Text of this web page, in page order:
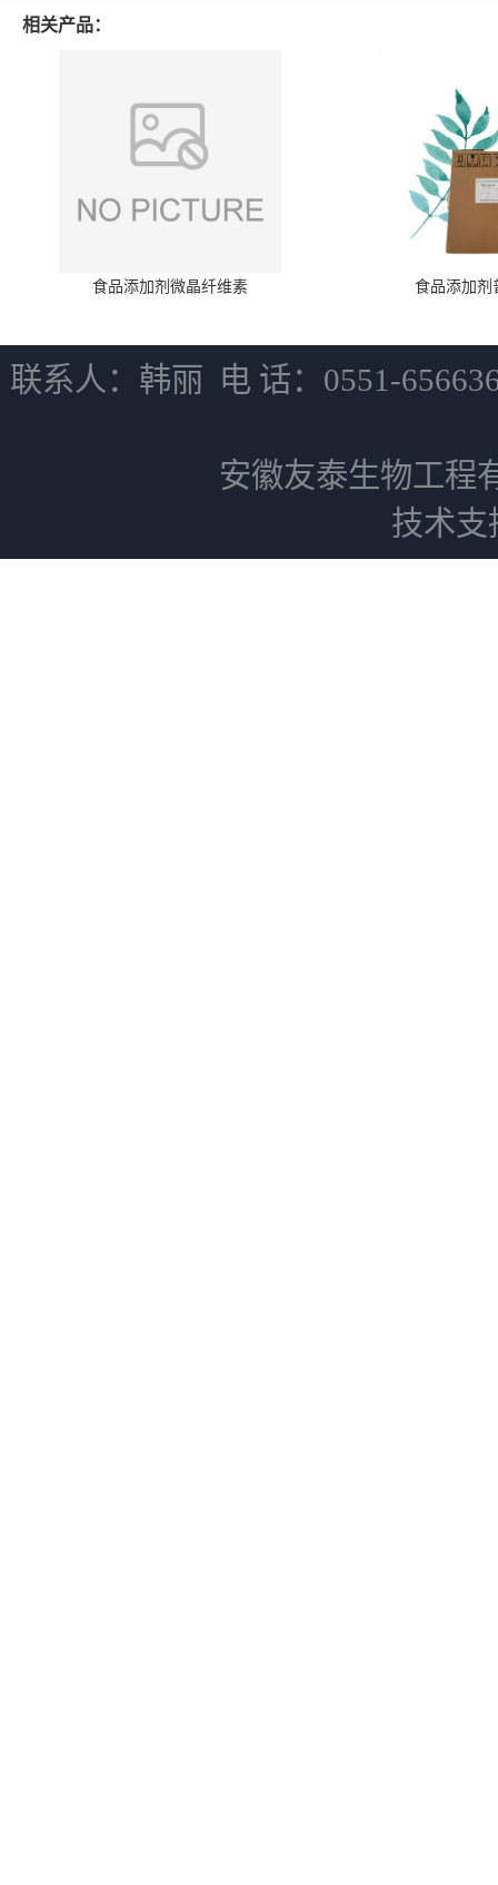
相关产品：
食品添加剂微晶纤维素 食品添加剂
联系人：韩丽 电 话：0551-
安徽友泰生物工程
技术